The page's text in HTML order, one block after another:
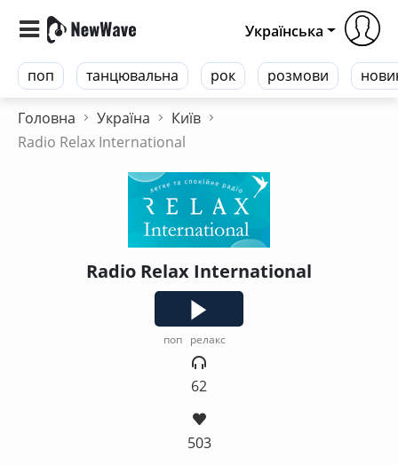
поп танцювальна рок розмови
Українська
Головна Україна
Київ
Radio Relax International
Radio Relax International
поп релакс
62
503